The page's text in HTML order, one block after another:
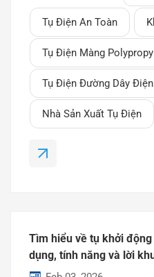
dụng triệt tiêu nhiễu điện
Tụ điện X2 là một loại
thiết kế để mắc song
xoay chiều (mắc song
chủ yếu được sử dụng
các xung điện áp do các
nhiễu bên ngoài tạo ra.
sản xuất bằng màng
Tụ Điện An Toàn
Tụ Điện Màng
Tụ Điện Đường Dây
Nhà Sản Xuất Tụ Điện
Tìm hiểu về tụ khởi
dụng, tính năng và lời